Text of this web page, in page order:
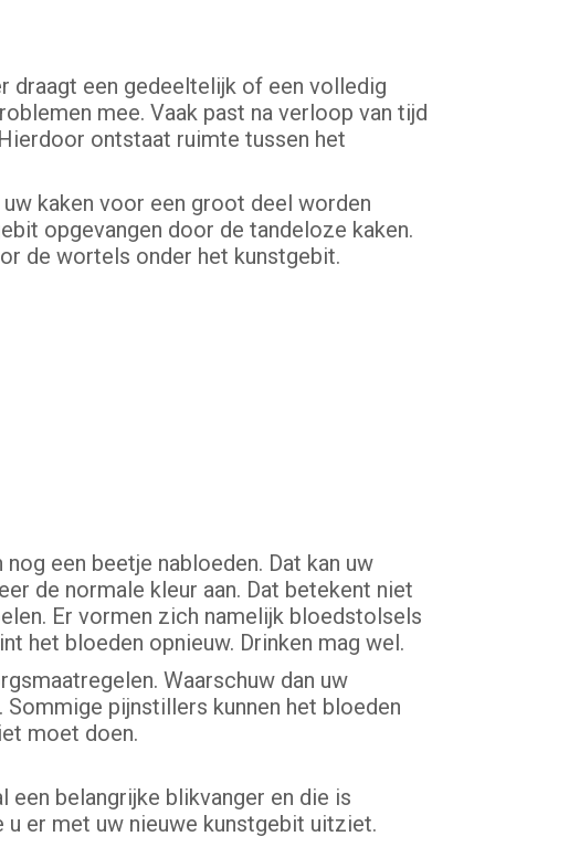
draagt een gedeeltelijk of een volledig
mee. Vaak past na verloop van tijd
ontstaat ruimte tussen het
kaken voor een groot deel worden
opgevangen door de tandeloze kaken.
de wortels onder het kunstgebit.
een beetje nabloeden. Dat kan uw
de normale kleur aan. Dat betekent niet
Er vormen zich namelijk bloedstolsels
het bloeden opnieuw. Drinken mag wel.
Waarschuw dan uw
pijnstillers kunnen het bloeden
moet doen.
een belangrijke blikvanger en die is
u er met uw nieuwe kunstgebit uitziet.